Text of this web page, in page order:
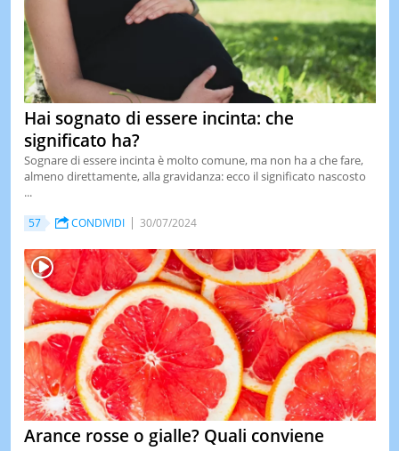
Hai sognato di essere incinta: che
significato ha?
Sognare di essere incinta è molto comune, ma non ha a che fare,
almeno direttamente, alla gravidanza: ecco il significato nascosto
...
57 CONDIVIDI 30/07/2024
Arance rosse o gialle? Quali conviene